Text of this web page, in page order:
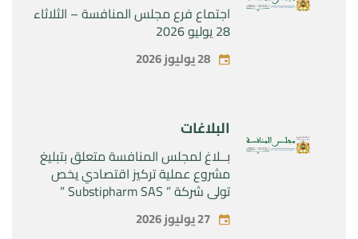
اجتماع فرع مجلس المنافسة – الثلاثاء
28 يوليو 2026
28 يوليوز 2026
البلاغات
بــلاغ لمجلس المنافسة متعلق بتبليغ
مشروع عملية تركيز اقتصادي يخص
تولي شركة ” Substipharm SAS ”
المراقبة الحصرية للأصول والحقوق
المتعلقة بالمنتجين الصيدلانيين”
27 يوليوز 2026